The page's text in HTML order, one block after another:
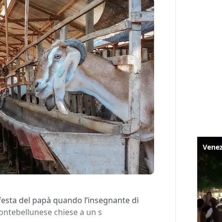
del papà quando l’insegnante di
chiese a un s